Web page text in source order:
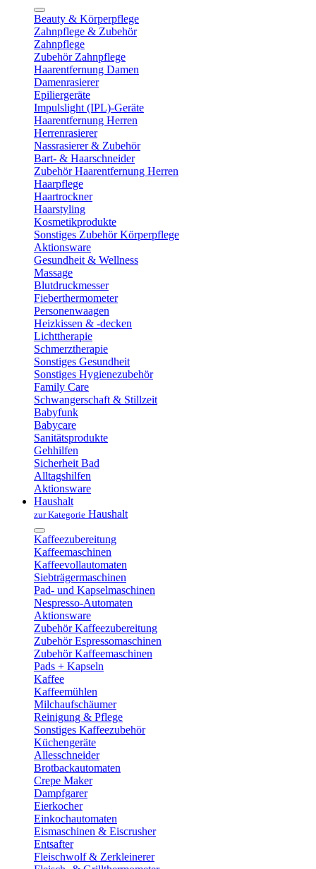
Beauty & Körperpflege
Zahnpflege & Zubehör
Zahnpflege
Zubehör Zahnpflege
Haarentfernung Damen
Damenrasierer
Epiliergeräte
Impulslight (IPL)-Geräte
Haarentfernung Herren
Herrenrasierer
Nassrasierer & Zubehör
Bart- & Haarschneider
Zubehör Haarentfernung Herren
Haarpflege
Haartrockner
Haarstyling
Kosmetikprodukte
Sonstiges Zubehör Körperpflege
Aktionsware
Gesundheit & Wellness
Massage
Blutdruckmesser
Fieberthermometer
Personenwaagen
Heizkissen & -decken
Lichttherapie
Schmerztherapie
Sonstiges Gesundheit
Sonstiges Hygienezubehör
Family Care
Schwangerschaft & Stillzeit
Babyfunk
Babycare
Sanitätsprodukte
Gehhilfen
Sicherheit Bad
Alltagshilfen
Aktionsware
Haushalt
zur Kategorie Haushalt
Kaffeezubereitung
Kaffeemaschinen
Kaffeevollautomaten
Siebträgermaschinen
Pad- und Kapselmaschinen
Nespresso-Automaten
Aktionsware
Zubehör Kaffeezubereitung
Zubehör Espressomaschinen
Zubehör Kaffeemaschinen
Pads + Kapseln
Kaffee
Kaffeemühlen
Milchaufschäumer
Reinigung & Pflege
Sonstiges Kaffeezubehör
Küchengeräte
Allesschneider
Brotbackautomaten
Crepe Maker
Dampfgarer
Eierkocher
Einkochautomaten
Eismaschinen & Eiscrusher
Entsafter
Fleischwolf & Zerkleinerer